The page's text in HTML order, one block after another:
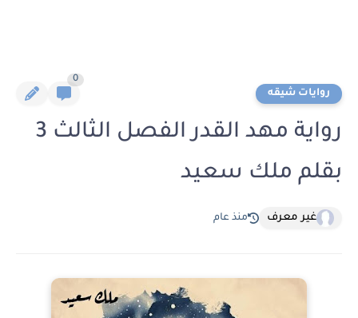
روايات شيقه
0
رواية مهد القدر الفصل الثالث 3
بقلم ملك سعيد
غير معرف منذ عام